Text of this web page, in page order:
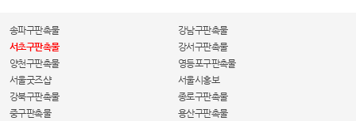
송파구판촉물
강남구판촉물
서초구판촉물
강서구판촉물
양천구판촉물
영등포구판촉물
서울굿즈샵
서울시홍보
강북구판촉물
종로구판촉물
중구판촉물
용산구판촉물